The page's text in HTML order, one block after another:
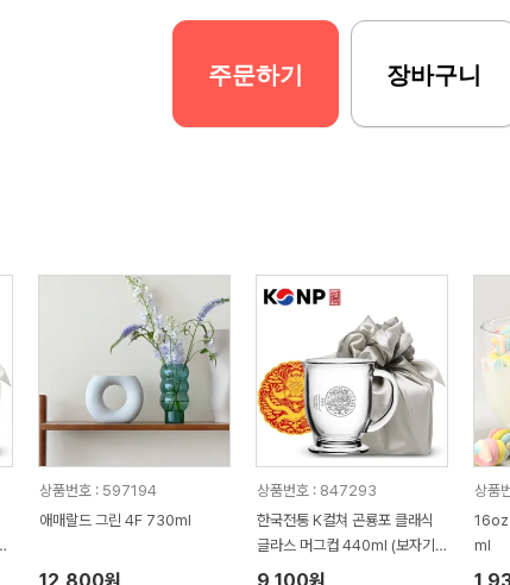
주문하기 장바구니
상품번호 : 597194
애매랄드 그린 4F 730ml
상품번호 : 847293
한국전통 K컬쳐 곤룡포 클래식
글라스 머그컵 440ml (보자기
포장)
상품
16oz
ml